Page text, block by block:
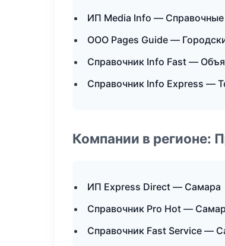
ИП Media Info —
ООО Pages Guide —
Справочник Info Fast —
Справочник Info Express —
Компании в регионе:
ИП Express Direct — Самара
Справочник Pro Hot —
Справочник Fast Service —